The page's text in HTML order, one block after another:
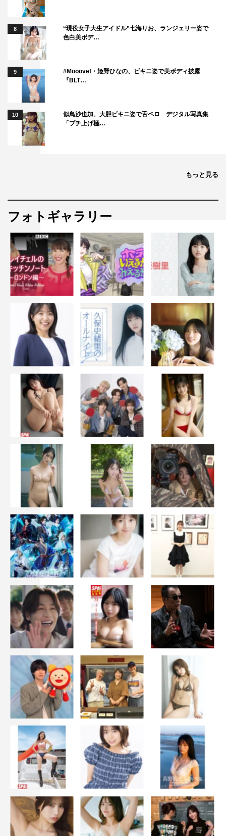
8
“現役女子大生アイドル”七海りお、ランジェリー姿で
色白美ボデ…
9
#Mooove!・姫野ひなの、ビキニ姿で美ボディ披露
『BLT…
10
似鳥沙也加、大胆ビキニ姿で舌ペロ デジタル写真集
「ブチ上げ極…
もっと見る
フォトギャラリー